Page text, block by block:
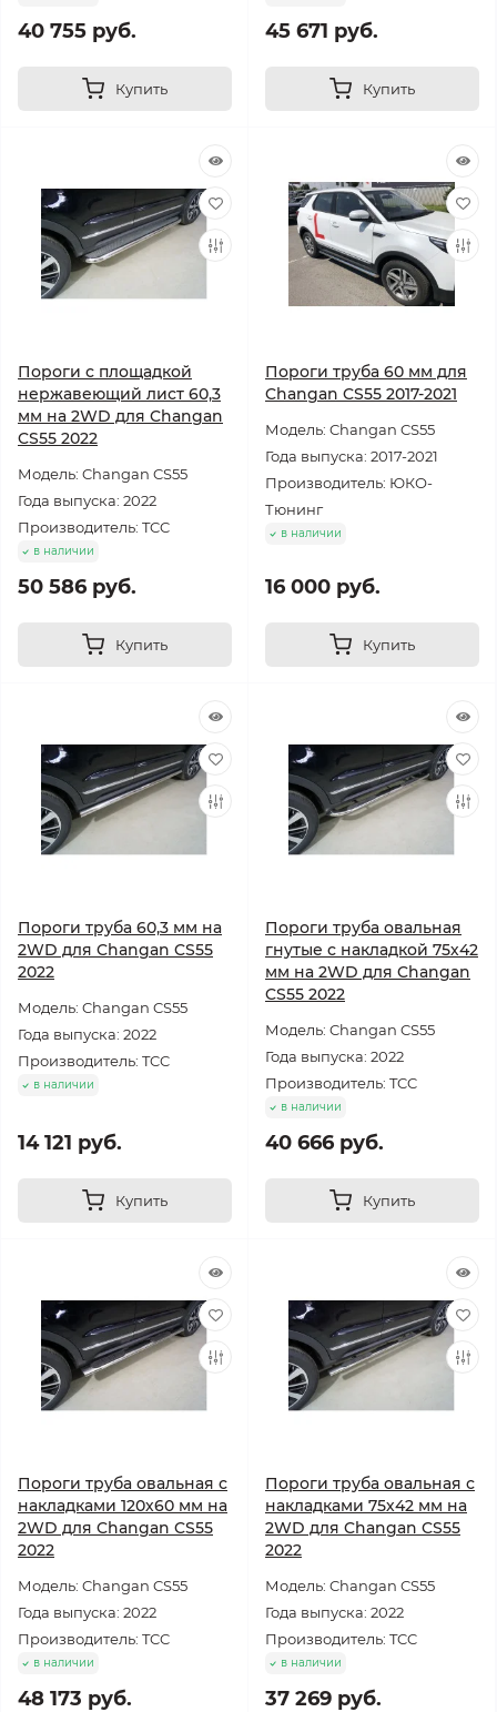
40 755 руб.
Купить
45 671 руб.
Купить
Пороги с площадкой
нержавеющий лист 60,3
мм на 2WD для Changan
CS55 2022
Модель: Changan CS55
Года выпуска: 2022
Производитель: TCC
в наличии
50 586 руб.
Купить
Пороги труба 60 мм для
Changan CS55 2017-2021
Модель: Changan CS55
Года выпуска: 2017-2021
Производитель: ЮКО-
Тюнинг
в наличии
16 000 руб.
Купить
Пороги труба 60,3 мм на
2WD для Changan CS55
2022
Модель: Changan CS55
Года выпуска: 2022
Производитель: TCC
в наличии
14 121 руб.
Купить
Пороги труба овальная
гнутые с накладкой 75х42
мм на 2WD для Changan
CS55 2022
Модель: Changan CS55
Года выпуска: 2022
Производитель: TCC
в наличии
40 666 руб.
Купить
Пороги труба овальная с
накладками 120х60 мм на
2WD для Changan CS55
2022
Модель: Changan CS55
Года выпуска: 2022
Производитель: TCC
в наличии
48 173 руб.
Пороги труба овальная с
накладками 75х42 мм на
2WD для Changan CS55
2022
Модель: Changan CS55
Года выпуска: 2022
Производитель: TCC
в наличии
37 269 руб.